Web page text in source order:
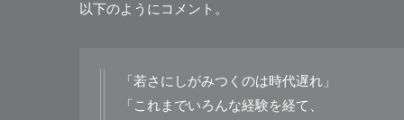
以下のようにコメント。
「若さにしがみつくのは時代遅れ」
「これまでいろんな経験を経て、